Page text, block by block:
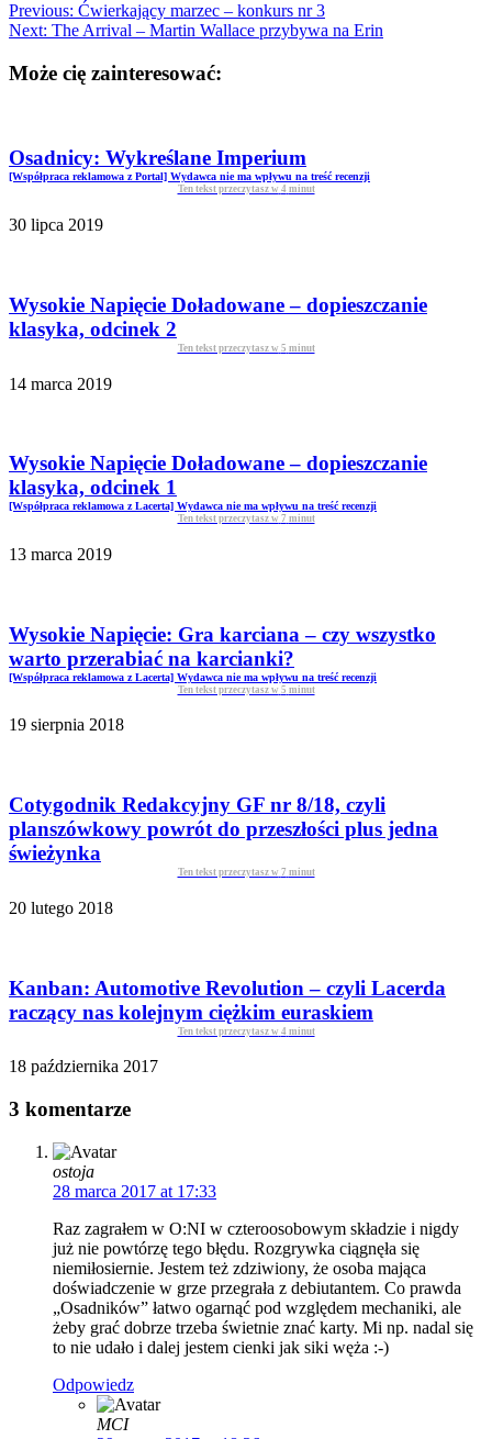
Previous: Ćwierkający marzec – konkurs nr 3
Next: The Arrival – Martin Wallace przybywa na Erin
Może cię zainteresować:
Osadnicy: Wykreślane Imperium
[Współpraca reklamowa z Portal] Wydawca nie ma wpływu na treść recenzji
Ten tekst przeczytasz w 4 minut
30 lipca 2019
Wysokie Napięcie Doładowane – dopieszczanie
klasyka, odcinek 2
Ten tekst przeczytasz w 5 minut
14 marca 2019
Wysokie Napięcie Doładowane – dopieszczanie
klasyka, odcinek 1
[Współpraca reklamowa z Lacerta] Wydawca nie ma wpływu na treść recenzji
Ten tekst przeczytasz w 7 minut
13 marca 2019
Wysokie Napięcie: Gra karciana – czy wszystko
warto przerabiać na karcianki?
[Współpraca reklamowa z Lacerta] Wydawca nie ma wpływu na treść recenzji
Ten tekst przeczytasz w 5 minut
19 sierpnia 2018
Cotygodnik Redakcyjny GF nr 8/18, czyli
planszówkowy powrót do przeszłości plus jedna
świeżynka
Ten tekst przeczytasz w 7 minut
20 lutego 2018
Kanban: Automotive Revolution – czyli Lacerda
raczący nas kolejnym ciężkim euraskiem
Ten tekst przeczytasz w 4 minut
18 października 2017
3 komentarze
ostoja
28 marca 2017 at 17:33
Raz zagrałem w O:NI w czteroosobowym składzie i nigdy
już nie powtórzę tego błędu. Rozgrywka ciągnęła się
niemiłosiernie. Jestem też zdziwiony, że osoba mająca
doświadczenie w grze przegrała z debiutantem. Co prawda
„Osadników” łatwo ogarnąć pod względem mechaniki, ale
żeby grać dobrze trzeba świetnie znać karty. Mi np. nadal się
to nie udało i dalej jestem cienki jak siki węża :-)
Odpowiedz
MCI